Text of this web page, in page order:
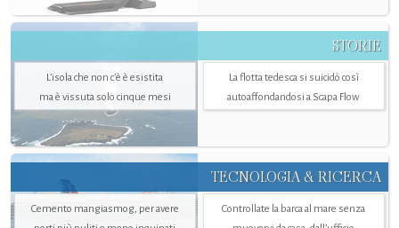
STORIE
L’isola che non c'è è esistita
ma è vissuta solo cinque mesi
La flotta tedesca si suicidò così
autoaffondandosi a Scapa Flow
TECNOLOGIA & RICERCA
Cemento mangiasmog, per avere
Controllate la barca al mare senza